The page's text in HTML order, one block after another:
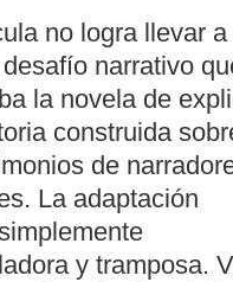
no logra llevar a
narrativo
la novela de
construida
de
La adaptación
y tramposa.